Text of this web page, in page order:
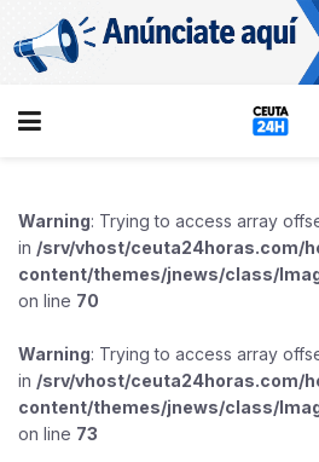
Warning: Trying to access array
in /srv/vhost/ceuta24horas.com/
content/themes/jnews/class/
on line 70
Warning: Trying to access array
in /srv/vhost/ceuta24horas.com/
content/themes/jnews/class/
on line 73